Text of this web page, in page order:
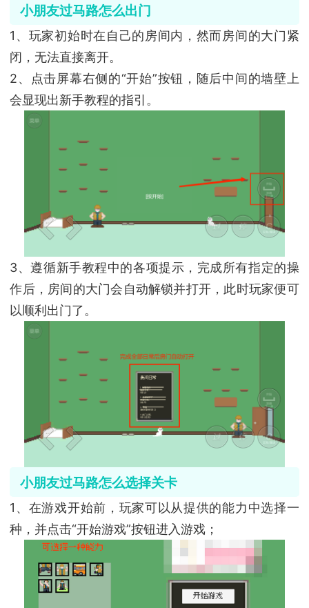
小朋友过马路怎么出门
1、玩家初始时在自己的房间内，然而房间的大门紧
闭，无法直接离开。
2、点击屏幕右侧的“开始”按钮，随后中间的墙壁上
会显现出新手教程的指引。
3、遵循新手教程中的各项提示，完成所有指定的操
作后，房间的大门会自动解锁并打开，此时玩家便可
以顺利出门了。
小朋友过马路怎么选择关卡
1、在游戏开始前，玩家可以从提供的能力中选择一
种，并点击“开始游戏”按钮进入游戏；